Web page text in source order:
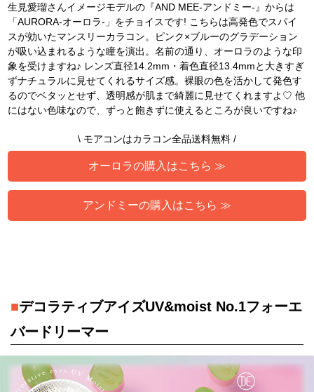
生見愛瑠さんイメージモデルの『AND MEE-アンドミー-』からは
「AURORA-オーロラ-」をチョイスです! こちらは高発色でスパイ
スが効いたマンスリーカラコン。ピンク×ブルーのグラデーション
が吸い込まれるような瞳を演出。名前の通り、オーロラのような印
象を受けますね♪ レンズ直径14.2mm・着色直径13.4mmと大きすぎ
ずナチュラルに見せてくれるサイズ感。裸眼の色を活かして発色す
るのでベタッとせず、透明感が肌まで綺麗に見せてくれますよ♡ 他
にはない色味なので、ずっと飽きずに使えるところが良いですね♪
\ モアコンはカラコン全品送料無料 /
オーロラの購入はこちら ≫
アンドミーの購入はこちら ≫
■デコラティブアイズUV&moist No.1フォーエ
バードリーマー